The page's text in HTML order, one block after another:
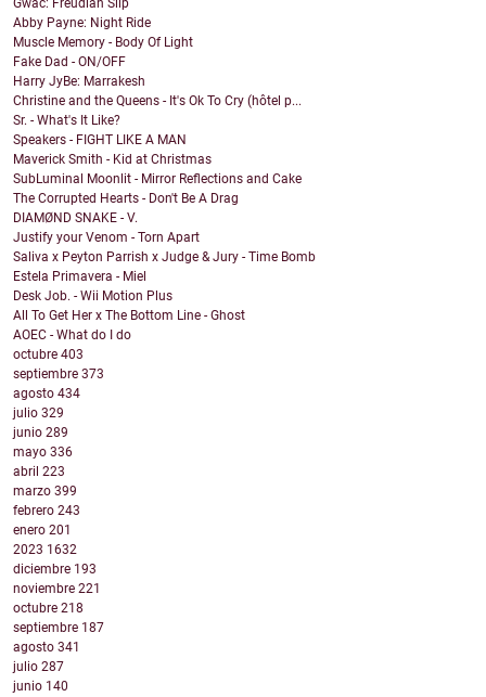
Gwac: Freudian Slip
Abby Payne: Night Ride
Muscle Memory - Body Of Light
Fake Dad - ON/OFF
Harry JyBe: Marrakesh
Christine and the Queens - It's Ok To Cry (hôtel p...
Sr. - What's It Like?
Speakers - FIGHT LIKE A MAN
Maverick Smith - Kid at Christmas
SubLuminal Moonlit - Mirror Reflections and Cake
The Corrupted Hearts - Don't Be A Drag
DIAMØND SNAKE - V.
Justify your Venom - Torn Apart
Saliva x Peyton Parrish x Judge & Jury - Time Bomb
Estela Primavera - Miel
Desk Job. - Wii Motion Plus
All To Get Her x The Bottom Line - Ghost
AOEC - What do I do
octubre 403
septiembre 373
agosto 434
julio 329
junio 289
mayo 336
abril 223
marzo 399
febrero 243
enero 201
2023 1632
diciembre 193
noviembre 221
octubre 218
septiembre 187
agosto 341
julio 287
junio 140